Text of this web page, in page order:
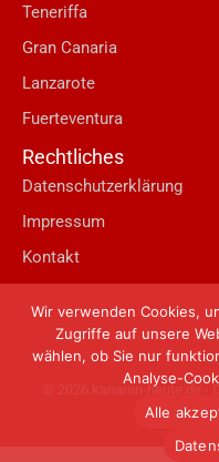
Teneriffa
Gran Canaria
Lanzarote
Fuerteventura
Rechtliches
Datenschutzerklärung
Impressum
Kontakt
© 2026 kanaren-heute.de -
Wir verwenden Cookies,
Zugriffe auf unsere
wählen, ob Sie nur
Analyse-
Alle